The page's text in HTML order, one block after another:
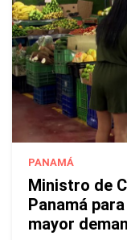
PANAMÁ
Ministro de
Panamá
mayor